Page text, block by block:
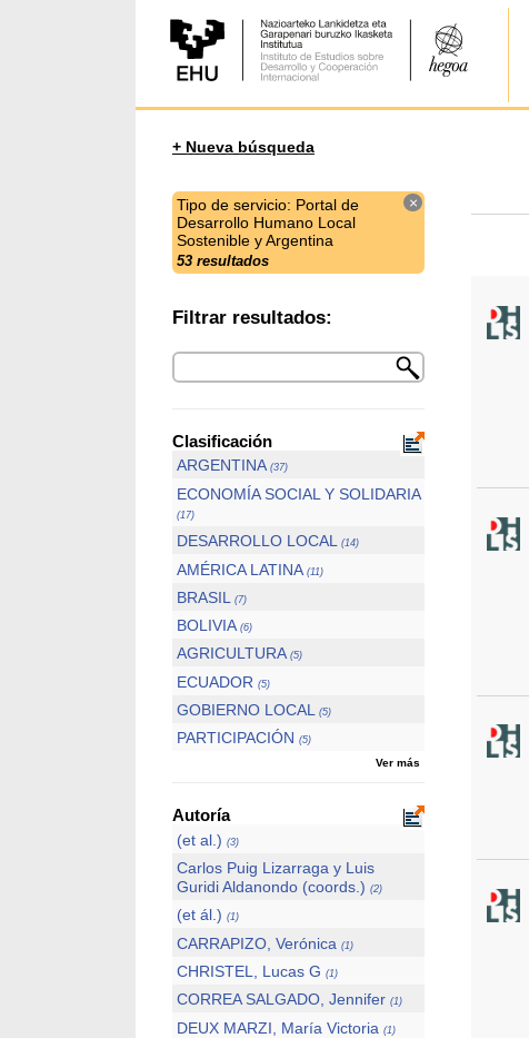
+ Nueva búsqueda
Tipo de servicio: Portal de
Desarrollo Humano Local
Sostenible y Argentina
53 resultados
×
Filtrar resultados:
Clasificación
ARGENTINA (37)
ECONOMÍA SOCIAL Y SOLIDARIA
(17)
DESARROLLO LOCAL (14)
AMÉRICA LATINA (11)
BRASIL (7)
BOLIVIA (6)
AGRICULTURA (5)
ECUADOR (5)
GOBIERNO LOCAL (5)
PARTICIPACIÓN (5)
Ver más
Autoría
(et al.) (3)
Carlos Puig Lizarraga y Luis
Guridi Aldanondo (coords.) (2)
(et ál.) (1)
CARRAPIZO, Verónica (1)
CHRISTEL, Lucas G (1)
CORREA SALGADO, Jennifer (1)
DEUX MARZI, María Victoria (1)